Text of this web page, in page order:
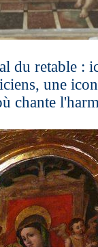
du retable :
une
chante